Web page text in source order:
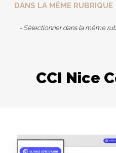
DANS LA MÊME RUBRIQUE
- Sélectionner dans la même
CCI Nice